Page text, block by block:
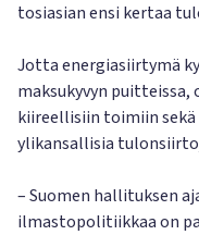
tosiasian ensi kertaa
Jotta energiasiirtymä
maksukyvyn puitteissa,
kiireellisiin toimiin
ylikansallisia
– Suomen hallituksen
ilmastopolitiikkaa on